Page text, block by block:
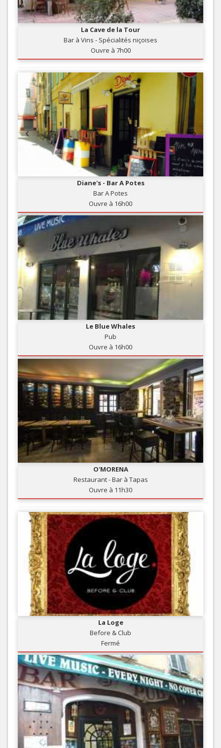
La Cave de la Tour
Bar à Vins - Spécialités niçoises
Ouvre à 7h00
Diane's - Bar A Potes
Bar A Potes
Ouvre à 16h00
Le Blue Whales
Pub
Ouvre à 16h00
O'MORENA
Restaurant - Bar à Tapas
Ouvre à 11h30
La Loge
Before & Club
Fermé